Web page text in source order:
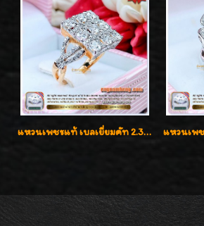
แหวนเพชรแท้ เบลเยี่ยมคัท 2.39 กะรัต น้ำ 98 F-Color/VVS ดีไซน์หน้ากว้างหรูเต็มนิ้ว